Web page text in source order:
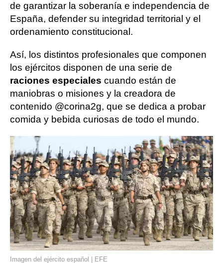
de garantizar la soberanía e independencia de
España, defender su integridad territorial y el
ordenamiento constitucional.
Así, los distintos profesionales que componen
los ejércitos disponen de una serie de
raciones especiales cuando están de
maniobras o misiones y la creadora de
contenido @corina2g, que se dedica a probar
comida y bebida curiosas de todo el mundo.
Imagen del ejército español | EFE